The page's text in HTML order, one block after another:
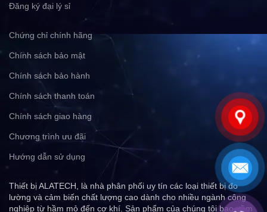
Đăng ký đại lý sỉ
Chứng chỉ chính hãng
Chính sách bảo mật
Chính sách bảo hành
Chính sách thanh toán
Chính sách giao hàng
Chương trình ưu đãi
Hướng dẫn sử dụng
Thiết bị ALATECH, là nhà phân phối uy tín các loại thiết bị đo
lường và cảm biến chất lượng cao dành cho nhiều ngành công
nghiệp từ hầm mỏ đến cơ khí. Sản phẩm của chúng tôi bao gồm